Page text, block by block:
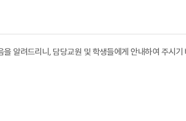
알려드리니, 담당교원 및 학생들에게 안내하여 주시기